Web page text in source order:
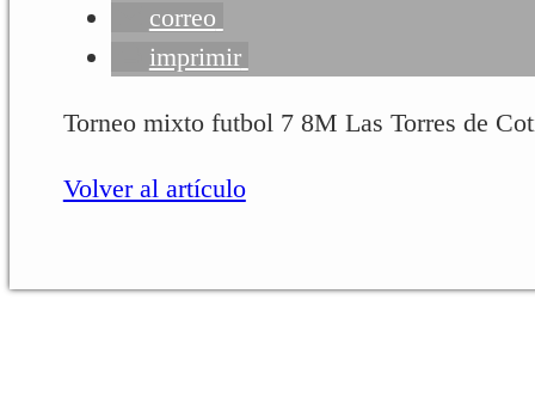
correo
imprimir
Torneo mixto futbol 7 8M Las Torres de
Volver al artículo